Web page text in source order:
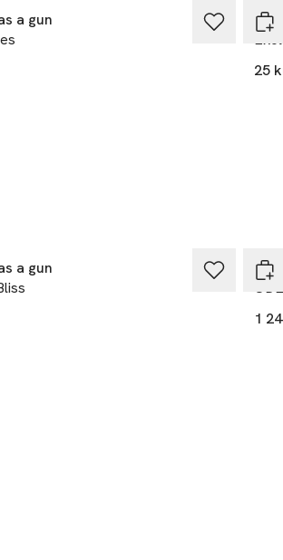
a gun
25
a gun
1